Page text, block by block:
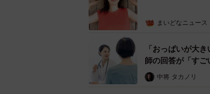
まいどなニュース
「おっぱいが大
師の回答が「す
中将 タカノリ